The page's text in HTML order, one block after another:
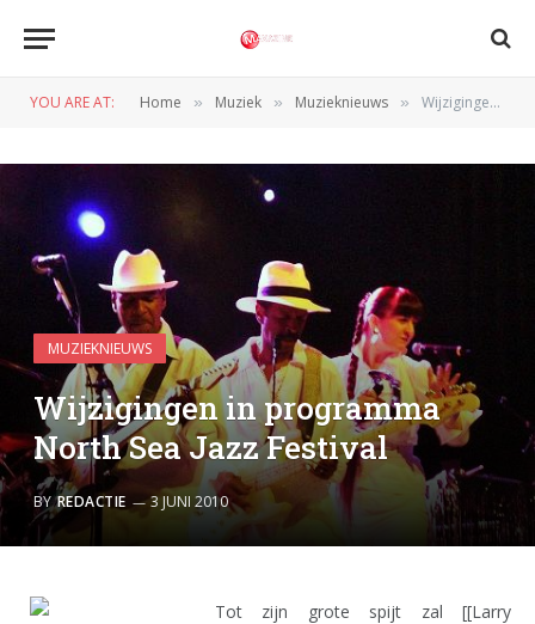
YOU ARE AT: Home » Muziek » Muzieknieuws » Wijzigingen in programma North Sea Jazz Festival
MUZIEKNIEUWS
Wijzigingen in programma
North Sea Jazz Festival
BY REDACTIE 3 JUNI 2010
Tot zijn grote spijt zal [[Larry